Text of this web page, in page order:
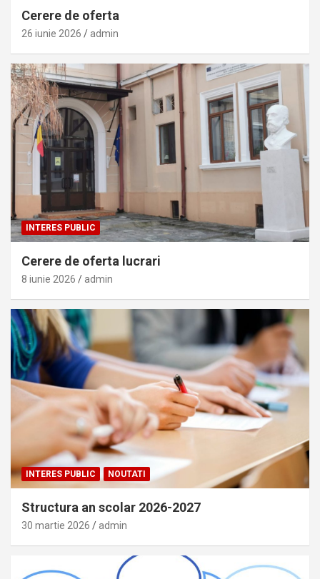
Cerere de oferta
26 iunie 2026 admin
INTERES PUBLIC
Cerere de oferta lucrari
8 iunie 2026 admin
INTERES PUBLIC NOUTATI
Structura an scolar 2026-2027
30 martie 2026 admin